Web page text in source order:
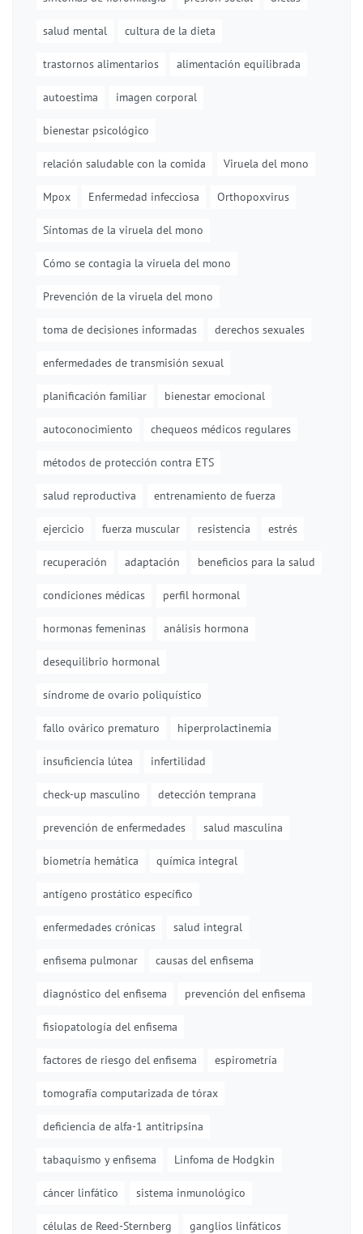
salud mental cultura de la dieta
trastornos alimentarios alimentación equilibrada
autoestima imagen corporal
bienestar psicológico
relación saludable con la comida Viruela del mono
Mpox Enfermedad infecciosa Orthopoxvirus
Síntomas de la viruela del mono
Cómo se contagia la viruela del mono
Prevención de la viruela del mono
toma de decisiones informadas derechos sexuales
enfermedades de transmisión sexual
planificación familiar bienestar emocional
autoconocimiento chequeos médicos regulares
métodos de protección contra ETS
salud reproductiva entrenamiento de fuerza
ejercicio fuerza muscular resistencia estrés
recuperación adaptación beneficios para la salud
condiciones médicas perfil hormonal
hormonas femeninas análisis hormona
desequilibrio hormonal
síndrome de ovario poliquístico
fallo ovárico prematuro hiperprolactinemia
insuficiencia lútea infertilidad
check-up masculino detección temprana
prevención de enfermedades salud masculina
biometría hemática química integral
antígeno prostático específico
enfermedades crónicas salud integral
enfisema pulmonar causas del enfisema
diagnóstico del enfisema prevención del enfisema
fisiopatología del enfisema
factores de riesgo del enfisema espirometría
tomografía computarizada de tórax
deficiencia de alfa-1 antitripsina
tabaquismo y enfisema Linfoma de Hodgkin
cáncer linfático sistema inmunológico
células de Reed-Sternberg ganglios linfáticos